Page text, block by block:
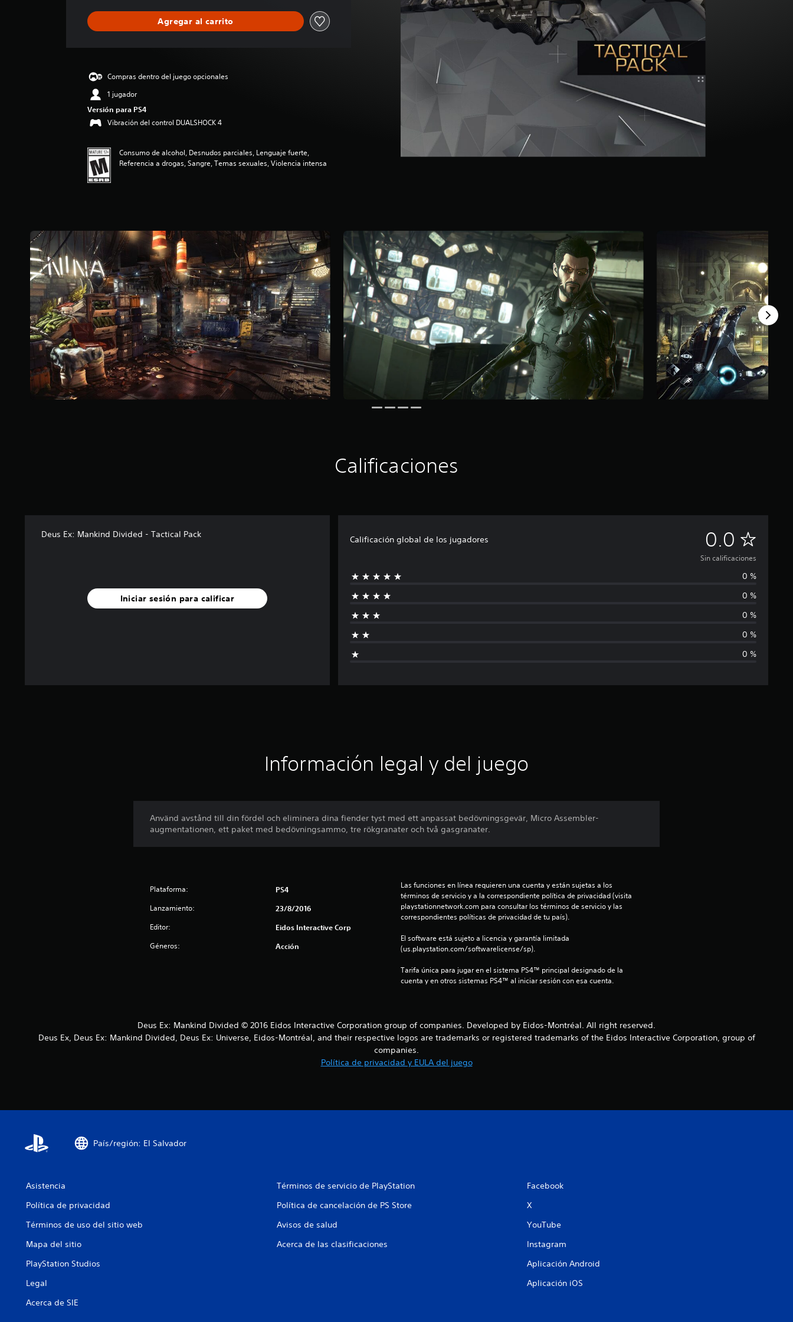
l
i
i
a
c
o
n
e
Agregar al carrito
Compras dentro del juego opcionales
1 jugador
Versión para PS4
Vibración del control DUALSHOCK 4
Consumo de alcohol, Desnudos parciales, Lenguaje fuerte,
Referencia a drogas, Sangre, Temas sexuales, Violencia intensa
Calificaciones
Deus Ex: Mankind Divided - Tactical Pack
Iniciar sesión para calificar
Calificación global de los jugadores 0.0 S
i
n
c
a
i
Sin calificaciones
0 %
0 %
0 %
0 %
0 %
Información legal y del juego
Använd avstånd till din fördel och eliminera dina fiender tyst med ett anpassat bedövningsgevär, Micro Assembler-
augmentationen, ett paket med bedövningsammo, tre rökgranater och två gasgranater.
Plataforma: PS4
Lanzamiento: 23/8/2016
Editor: Eidos Interactive Corp
Géneros: Acción
Las funciones en línea requieren una cuenta y están sujetas a los
términos de servicio y a la correspondiente política de privacidad (visita
playstationnetwork.com para consultar los términos de servicio y las
correspondientes políticas de privacidad de tu país).
El software está sujeto a licencia y garantía limitada
(us.playstation.com/softwarelicense/sp).
Tarifa única para jugar en el sistema PS4™ principal designado de la
cuenta y en otros sistemas PS4™ al iniciar sesión con esa cuenta.
Deus Ex: Mankind Divided © 2016 Eidos Interactive Corporation group of companies. Developed by Eidos-Montréal. All right reserved.
Deus Ex, Deus Ex: Mankind Divided, Deus Ex: Universe, Eidos-Montréal, and their respective logos are trademarks or registered trademarks of the Eidos Interactive Corporation, group of
companies.
Política de privacidad y EULA del juego
País/región: El Salvador
Asistencia
Política de privacidad
Términos de uso del sitio web
Mapa del sitio
PlayStation Studios
Legal
Acerca de SIE
Términos de servicio de PlayStation
Política de cancelación de PS Store
Avisos de salud
Acerca de las clasificaciones
Facebook
X
YouTube
Instagram
Aplicación Android
Aplicación iOS